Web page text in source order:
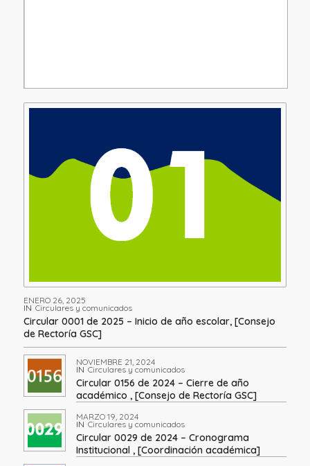
ENERO 26, 2025
IN Circulares y comunicados
Circular 0001 de 2025 – Inicio de año escolar, [Consejo
de Rectoría GSC]
NOVIEMBRE 21, 2024
IN Circulares y comunicados
Circular 0156 de 2024 – Cierre de año
académico , [Consejo de Rectoría GSC]
MARZO 19, 2024
IN Circulares y comunicados
Circular 0029 de 2024 – Cronograma
Institucional , [Coordinación académica]